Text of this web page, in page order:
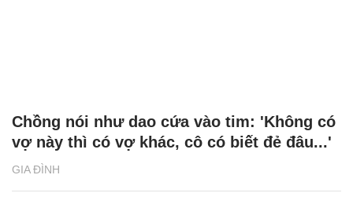
GIA ĐÌNH
Chồng nói như dao cứa vào tim: 'Không có
vợ này thì có vợ khác, cô có biết đẻ đâu...'